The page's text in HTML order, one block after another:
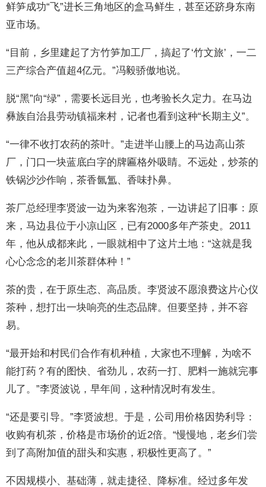
鲜笋成功“飞”进长三角地区的盒马鲜生，甚至还跻身东南
亚市场。
“目前，乡里建起了方竹笋加工厂，搞起了‘竹文旅’，一二
三产综合产值超4亿元。”冯毅骄傲地说。
脱“黑”向“绿”，需要长远目光，也考验长久定力。在马边
彝族自治县劳动镇福来村，记者也看到这种“长期主义”。
“一律不收打农药的茶叶。”走进半山腰上的马边高山茶
厂，门口一块蓝底白字的牌匾格外吸睛。不远处，炒茶的
铁锅沙沙作响，茶香氤氲、香味扑鼻。
茶厂总经理李贤波一边为来客泡茶，一边讲起了旧事：原
来，马边县位于小凉山区，已有2000多年产茶史。2011
年，他从成都来此，一眼就相中了这片土地：“这就是我
心心念念的老川茶群体种！”
茶的贵，在于原生态、高品质。李贤波不愿浪费这片心仪
茶种，想打出一块响亮的生态品牌。但要坚持，并不容
易。
“最开始和村民们合作有机种植，大家也不理解，为啥不
能打药？有的图快、省劲儿，农药一打、肥料一施就完事
儿了。”李贤波说，早年间，这种情况时有发生。
“还是要引导。”李贤波想。于是，公司用价格因势利导：
收购有机茶，价格是市场价的近2倍。“慢慢地，老乡们尝
到了高附加值的甜头和实惠，积极性更高了。”
不因规模小、基础薄，就走捷径、降标准。经过多年发